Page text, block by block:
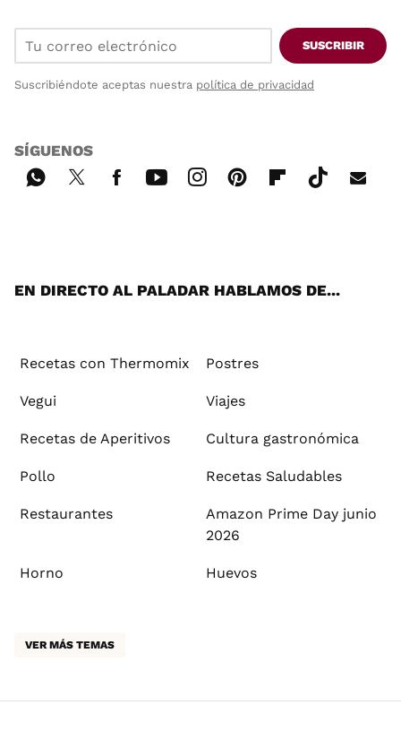
SUSCRIBIR
Suscribiéndote aceptas nuestra política de privacidad
SÍGUENOS
EN DIRECTO AL PALADAR HABLAMOS DE...
Recetas con Thermomix Postres
Vegui Viajes
Recetas de Aperitivos Cultura gastronómica
Pollo Recetas Saludables
Restaurantes
Amazon Prime Day junio
2026
Horno Huevos
VER MÁS TEMAS